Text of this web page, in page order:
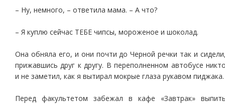
– Ну, немного, – ответила мама. – А что?
– Я куплю сейчас ТЕБЕ чипсы, мороженое и шоколад.
Она обняла его, и они почти до Черной речки так и
прижавшись друг к другу. В переполненном автобусе
и не заметил, как я вытирал мокрые глаза рукавом пиджака.
Перед факультетом забежал в кафе «Завтрак»